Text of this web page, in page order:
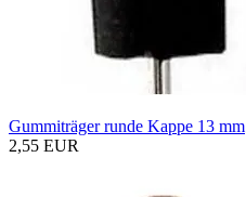
Gummiträger runde Kappe 13 mm
2,55 EUR